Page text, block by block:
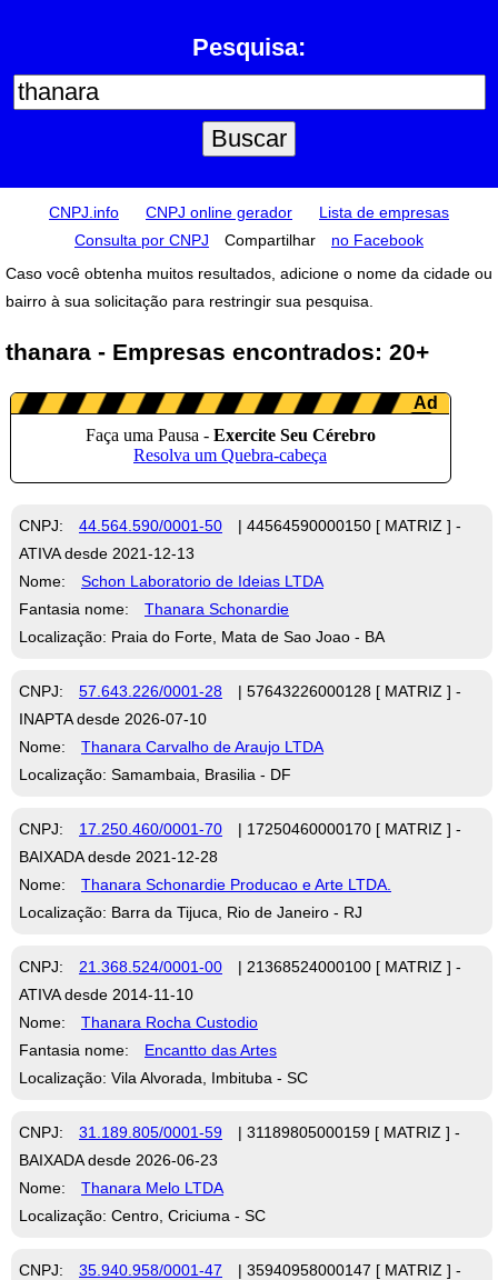
Pesquisa:
CNPJ.info CNPJ online gerador
Lista de empresas
Consulta por CNPJ
Compartilhar
no Facebook
Caso você obtenha muitos resultados, adicione o nome da cidade ou
bairro à sua solicitação para restringir sua pesquisa.
thanara - Empresas encontrados: 20+
CNPJ: 44.564.590/0001-50
| 44564590000150 [ MATRIZ ] -
ATIVA desde 2021-12-13
Nome:
Schon Laboratorio de Ideias LTDA
Fantasia nome:
Thanara Schonardie
Localização: Praia do Forte, Mata de Sao Joao - BA
CNPJ: 57.643.226/0001-28
| 57643226000128 [ MATRIZ ] -
INAPTA desde 2026-07-10
Nome:
Thanara Carvalho de Araujo LTDA
Localização: Samambaia, Brasilia - DF
CNPJ: 17.250.460/0001-70
| 17250460000170 [ MATRIZ ] -
BAIXADA desde 2021-12-28
Nome:
Thanara Schonardie Producao e Arte LTDA.
Localização: Barra da Tijuca, Rio de Janeiro - RJ
CNPJ: 21.368.524/0001-00
| 21368524000100 [ MATRIZ ] -
ATIVA desde 2014-11-10
Nome:
Thanara Rocha Custodio
Fantasia nome:
Encantto das Artes
Localização: Vila Alvorada, Imbituba - SC
CNPJ: 31.189.805/0001-59
| 31189805000159 [ MATRIZ ] -
BAIXADA desde 2026-06-23
Nome:
Thanara Melo LTDA
Localização: Centro, Criciuma - SC
CNPJ: 35.940.958/0001-47
| 35940958000147 [ MATRIZ ] -